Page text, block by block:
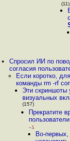
Спросил ИИ по
согласия
Если коротко,
команды rm -rf
Эти скриншоты
визуальных
(157)
Прекратите
–1
Во-